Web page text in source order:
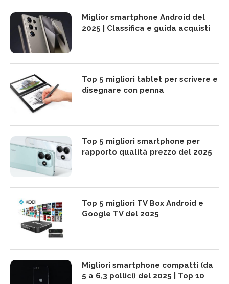
Miglior smartphone Android del
2025 | Classifica e guida acquisti
Top 5 migliori tablet per scrivere e
disegnare con penna
Top 5 migliori smartphone per
rapporto qualità prezzo del 2025
Top 5 migliori TV Box Android e
Google TV del 2025
Migliori smartphone compatti (da
5 a 6,3 pollici) del 2025 | Top 10